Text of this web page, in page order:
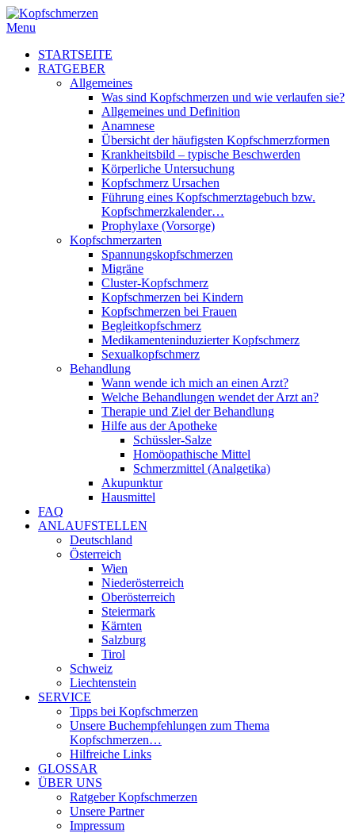
Menu
STARTSEITE
RATGEBER
Allgemeines
Was sind Kopfschmerzen und wie verlaufen sie?
Allgemeines und Definition
Anamnese
Übersicht der häufigsten Kopfschmerzformen
Krankheitsbild – typische Beschwerden
Körperliche Untersuchung
Kopfschmerz Ursachen
Führung eines Kopfschmerztagebuch bzw.
Kopfschmerzkalender…
Prophylaxe (Vorsorge)
Kopfschmerzarten
Spannungskopfschmerzen
Migräne
Cluster-Kopfschmerz
Kopfschmerzen bei Kindern
Kopfschmerzen bei Frauen
Begleitkopfschmerz
Medikamenteninduzierter Kopfschmerz
Sexualkopfschmerz
Behandlung
Wann wende ich mich an einen Arzt?
Welche Behandlungen wendet der Arzt an?
Therapie und Ziel der Behandlung
Hilfe aus der Apotheke
Schüssler-Salze
Homöopathische Mittel
Schmerzmittel (Analgetika)
Akupunktur
Hausmittel
FAQ
ANLAUFSTELLEN
Deutschland
Österreich
Wien
Niederösterreich
Oberösterreich
Steiermark
Kärnten
Salzburg
Tirol
Schweiz
Liechtenstein
SERVICE
Tipps bei Kopfschmerzen
Unsere Buchempfehlungen zum Thema
Kopfschmerzen…
Hilfreiche Links
GLOSSAR
ÜBER UNS
Ratgeber Kopfschmerzen
Unsere Partner
Impressum